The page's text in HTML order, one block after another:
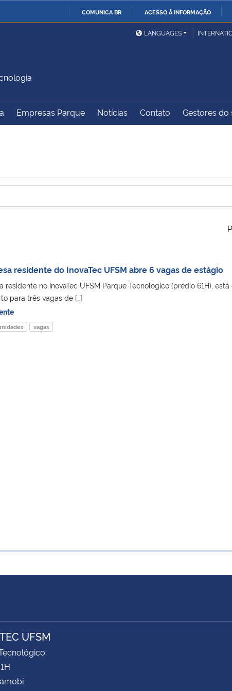
COMUNICA BR ACESSO À INFORMAÇÃO
Ministério da Defesa
Ministério das Relações
Exteriores
Ministério do
Controladoria-Geral da
LANGUAGES
Empresas Parque Notícias Contato Gestores do
residente do InovaTec UFSM abre 6 vagas de estágio
residente no InovaTec UFSM Parque Tecnológico (prédio 61H), está
para três vagas de […]
vagas
UFSM